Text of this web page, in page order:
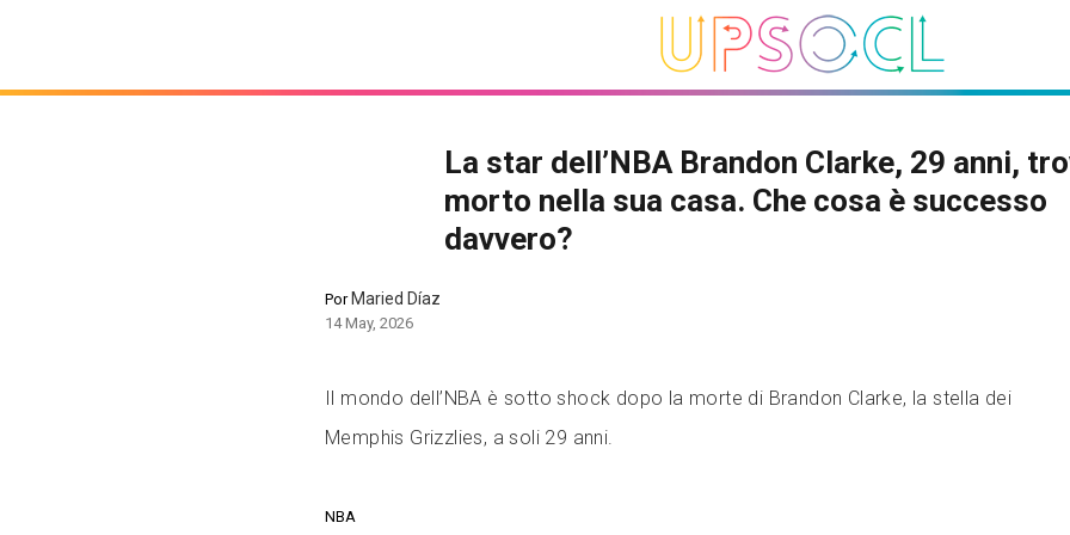
La star dell’NBA Brandon Clarke, 29 anni,
morto nella sua casa. Che cosa è successo
davvero?
PorMaried Díaz
14 May, 2026
Il mondo dell’NBA è sotto shock dopo la morte di Brandon Clarke, la stella dei
Memphis Grizzlies, a soli 29 anni.
NBA